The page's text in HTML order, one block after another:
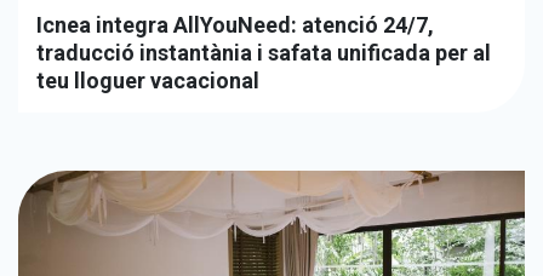
Icnea integra AllYouNeed: atenció 24/7,
traducció instantània i safata unificada per al
teu lloguer vacacional